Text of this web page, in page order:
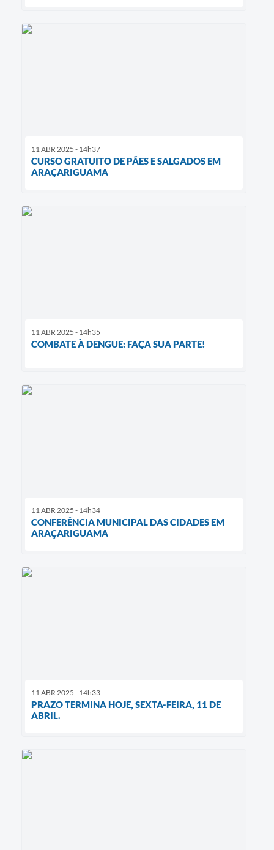
11 ABR 2025 - 14h37
CURSO GRATUITO DE PÃES E SALGADOS EM
ARAÇARIGUAMA
11 ABR 2025 - 14h35
COMBATE À DENGUE: FAÇA SUA PARTE!
11 ABR 2025 - 14h34
CONFERÊNCIA MUNICIPAL DAS CIDADES EM
ARAÇARIGUAMA
11 ABR 2025 - 14h33
PRAZO TERMINA HOJE, SEXTA-FEIRA, 11 DE
ABRIL.